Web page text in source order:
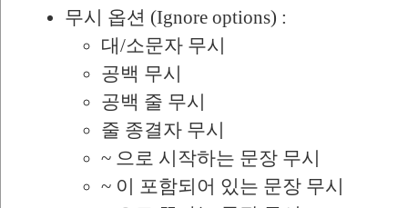
무시 옵션 (Ignore options) :
대/소문자 무시
공백 무시
공백 줄 무시
줄 종결자 무시
~ 으로 시작하는 문장 무시
~ 이 포함되어 있는 문장 무시